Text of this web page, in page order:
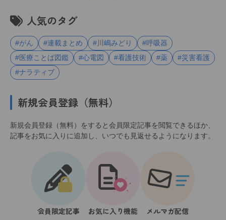
人気のタグ
#がん #連載まとめ #川嶋みどり
#呼吸器
#医療ことば図鑑
#心電図 #看護技術 #薬
#災害看護
#ナラティブ
新規会員登録（無料）
新規会員登録（無料）をすると会員限定記事を閲覧できるほか、
記事をお気に入りに追加し、いつでも見返せるようになります。
会員限定記事 お気に入り機能 メルマガ配信